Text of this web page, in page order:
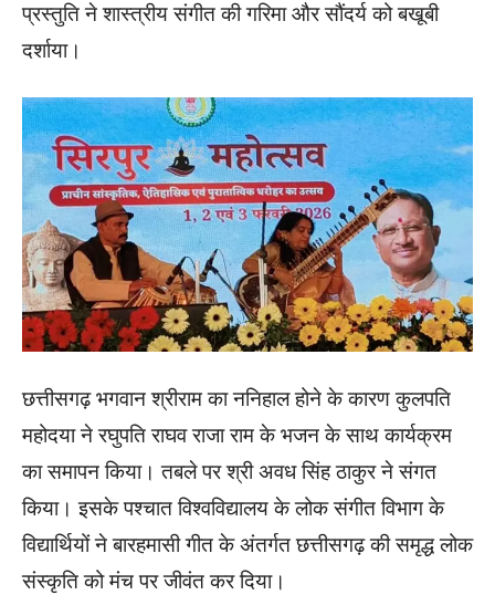
प्रस्तुति ने शास्त्रीय संगीत की गरिमा और सौंदर्य को बखूबी
दर्शाया।
छत्तीसगढ़ भगवान श्रीराम का ननिहाल होने के कारण कुलपति
महोदया ने रघुपति राघव राजा राम के भजन के साथ कार्यक्रम
का समापन किया। तबले पर श्री अवध सिंह ठाकुर ने संगत
किया। इसके पश्चात विश्वविद्यालय के लोक संगीत विभाग के
विद्यार्थियों ने बारहमासी गीत के अंतर्गत छत्तीसगढ़ की समृद्ध लोक
संस्कृति को मंच पर जीवंत कर दिया।